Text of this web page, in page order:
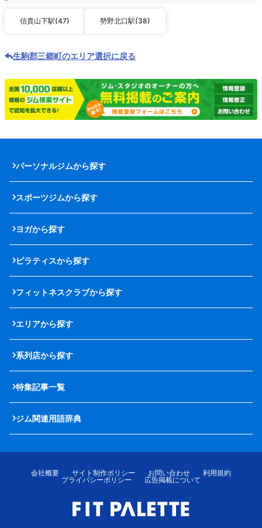
信貴山下駅(47) 勢野北口駅(38)
生駒郡三郷町のエリア選択に戻る
パーソナルジムから探す
スポーツジムから探す
ヨガから探す
ピラティスから探す
フィットネスクラブから探す
エリアから探す
系列店から探す
特集記事一覧
ジム関連用語辞典
会社概要 サイト制作ポリシー お問い合わせ
利用規約
プライバシーポリシー
広告掲載について